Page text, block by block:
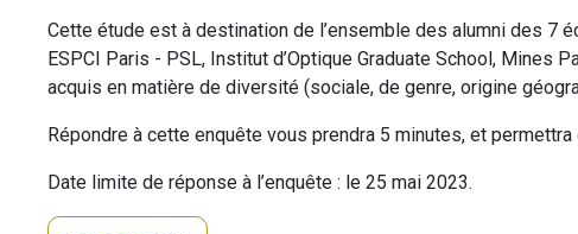
Cette étude est à destination de l’ensemble des alumni des 7
ESPCI Paris - PSL, Institut d’Optique Graduate School, Mines
acquis en matière de diversité (sociale, de genre, origine
Répondre à cette enquête vous prendra 5 minutes, et
Date limite de réponse à l’enquête : le 25 mai 2023.